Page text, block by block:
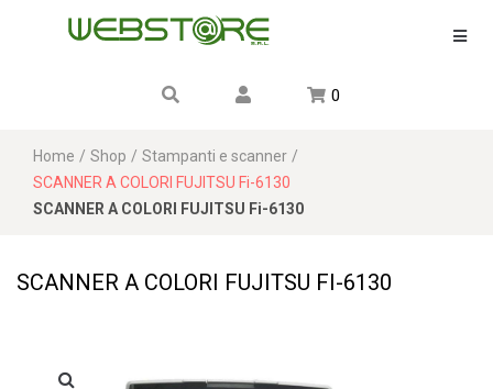
0
SCANNER A COLORI FUJITSU Fi-6130
Home / Shop / Stampanti e scanner /
SCANNER A COLORI FUJITSU Fi-6130
SCANNER A COLORI FUJITSU FI-6130